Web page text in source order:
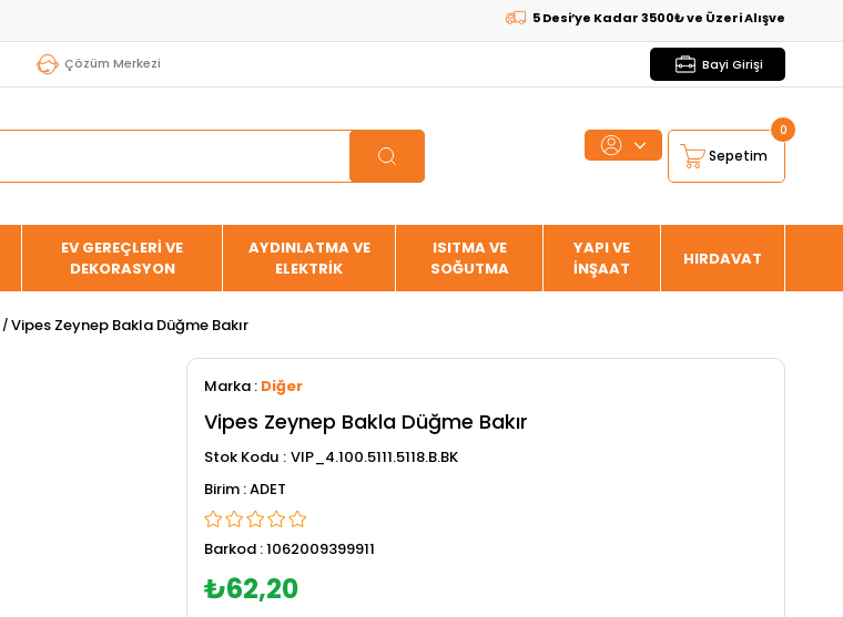
5 Desi’ye Kadar 3500₺ ve Üzeri Alışverişlerde
Çözüm Merkezi Bayi Girişi
Sepetim
0
EV GEREÇLERİ VE
DEKORASYON
AYDINLATMA VE
ELEKTRİK
ISITMA VE
SOĞUTMA
YAPI VE
İNŞAAT
HIRDAVAT
Vipes Zeynep Bakla Düğme Bakır
Marka : Diğer
Vipes Zeynep Bakla Düğme Bakır
Stok Kodu VIP_4.100.5111.5118.B.BK
ADET
Barkod :1062009399911
₺62,20